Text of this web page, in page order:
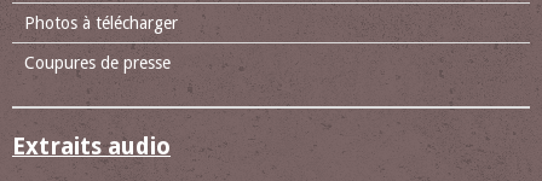
Photos à télécharger
Coupures de presse
Extraits audio